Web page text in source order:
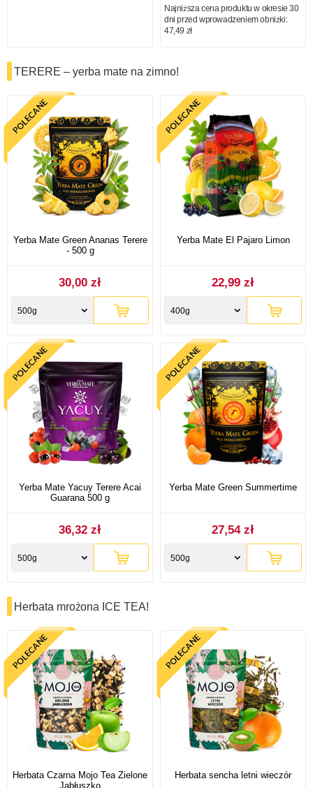
Najniższa cena produktu w okresie 30
dni przed wprowadzeniem obniżki:
47,49 zł
TERERE – yerba mate na zimno!
Yerba Mate Green Ananas Terere
- 500 g
30,00 zł
500g
Yerba Mate El Pajaro Limon
22,99 zł
400g
Yerba Mate Yacuy Terere Acai
Guarana 500 g
36,32 zł
500g
Yerba Mate Green Summertime
27,54 zł
500g
Herbata mrożona ICE TEA!
Herbata Czarna Mojo Tea Zielone
Jabłuszko
Herbata sencha letni wieczór